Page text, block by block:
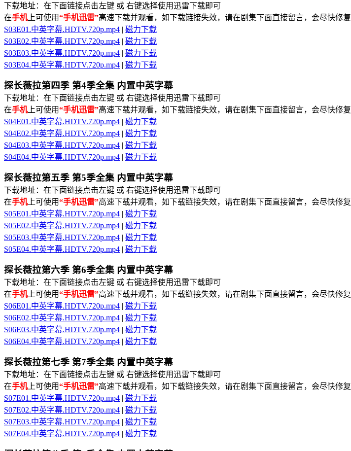
下载地址：在下面链接点击左键 或 右键选择使用迅雷下载即可
在手机上可使用“手机迅雷”高速下载并观看，如下载链接失效，请在剧集下面直接留言，会尽快修复
S03E01.中英字幕.HDTV.720p.mp4 | 磁力下载
S03E02.中英字幕.HDTV.720p.mp4 | 磁力下载
S03E03.中英字幕.HDTV.720p.mp4 | 磁力下载
S03E04.中英字幕.HDTV.720p.mp4 | 磁力下载
探长薇拉第四季 第4季全集 内置中英字幕
下载地址：在下面链接点击左键 或 右键选择使用迅雷下载即可
在手机上可使用“手机迅雷”高速下载并观看，如下载链接失效，请在剧集下面直接留言，会尽快修复
S04E01.中英字幕.HDTV.720p.mp4 | 磁力下载
S04E02.中英字幕.HDTV.720p.mp4 | 磁力下载
S04E03.中英字幕.HDTV.720p.mp4 | 磁力下载
S04E04.中英字幕.HDTV.720p.mp4 | 磁力下载
探长薇拉第五季 第5季全集 内置中英字幕
下载地址：在下面链接点击左键 或 右键选择使用迅雷下载即可
在手机上可使用“手机迅雷”高速下载并观看，如下载链接失效，请在剧集下面直接留言，会尽快修复
S05E01.中英字幕.HDTV.720p.mp4 | 磁力下载
S05E02.中英字幕.HDTV.720p.mp4 | 磁力下载
S05E03.中英字幕.HDTV.720p.mp4 | 磁力下载
S05E04.中英字幕.HDTV.720p.mp4 | 磁力下载
探长薇拉第六季 第6季全集 内置中英字幕
下载地址：在下面链接点击左键 或 右键选择使用迅雷下载即可
在手机上可使用“手机迅雷”高速下载并观看，如下载链接失效，请在剧集下面直接留言，会尽快修复
S06E01.中英字幕.HDTV.720p.mp4 | 磁力下载
S06E02.中英字幕.HDTV.720p.mp4 | 磁力下载
S06E03.中英字幕.HDTV.720p.mp4 | 磁力下载
S06E04.中英字幕.HDTV.720p.mp4 | 磁力下载
探长薇拉第七季 第7季全集 内置中英字幕
下载地址：在下面链接点击左键 或 右键选择使用迅雷下载即可
在手机上可使用“手机迅雷”高速下载并观看，如下载链接失效，请在剧集下面直接留言，会尽快修复
S07E01.中英字幕.HDTV.720p.mp4 | 磁力下载
S07E02.中英字幕.HDTV.720p.mp4 | 磁力下载
S07E03.中英字幕.HDTV.720p.mp4 | 磁力下载
S07E04.中英字幕.HDTV.720p.mp4 | 磁力下载